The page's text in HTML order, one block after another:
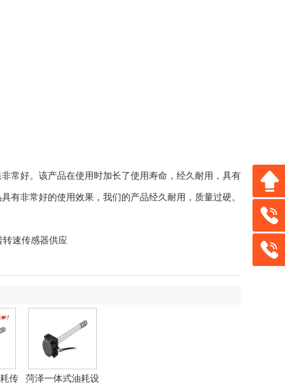
好。该产品在使用时加长了使用寿命，经久耐用，具有
有非常好的使用效果，我们的产品经久耐用，质量过硬。
速传感器供应
传
菏泽一体式油耗设